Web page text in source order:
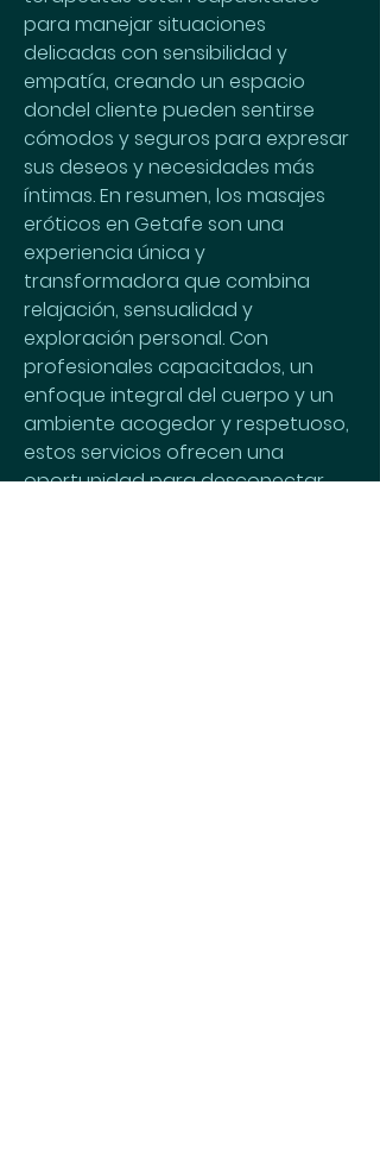
para manejar situaciones
delicadas con sensibilidad y
empatía, creando un espacio
dondel cliente pueden sentirse
cómodos y seguros para expresar
sus deseos y necesidades más
íntimas. En resumen, los masajes
eróticos en Getafe son una
experiencia única y
transformadora que combina
relajación, sensualidad y
exploración personal. Con
profesionales capacitados, un
enfoque integral del cuerpo y un
ambiente acogedor y respetuoso,
estos servicios ofrecen una
oportunidad para desconectar